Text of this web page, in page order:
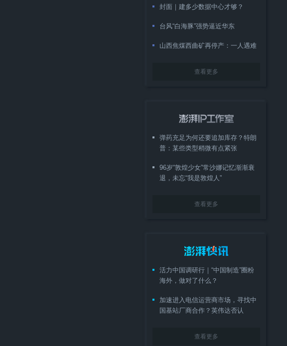
封面｜建多少数据中心才够？
台风“白海豚”强势逼近华东
山西焦煤西曲矿再停产：一人遇难
查看更多
弹药充足为何还要追加库存？特朗
普：某些类型稍微有点紧张
96岁“敦煌少女”常沙娜记忆渐渐衰
退，未忘“我是敦煌人”
查看更多
活力中国调研行｜“中国制造”圈粉
海外，做对了什么？
加速进入电信运营商市场，寻找中
国基站厂商合作？英伟达否认
查看更多